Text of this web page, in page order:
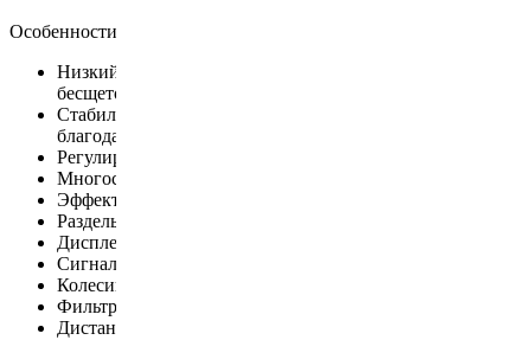
Особенности дымоуловителя PA-400FS-HP-IQ:
Низкий уровень шума благодаря использованию
бесщеточного вентилятора.
Стабильная работа и отсутствие обслуживания
благодаря бесщеточному вентилятору.
Регулируемая производительность.
Многоступенчатый фильтр большой емкости.
Эффективность фильтрации до 99,7% при 0,3 мкм.
Раздельная замена фильтров.
Дисплей и кнопки управления.
Сигнализация о засоренных фильтрах.
Колесики для легкого перемещения.
Фильтр для очистки дыма и газов от ПВХ (опция).
Дистанционный пульт управления (опция).